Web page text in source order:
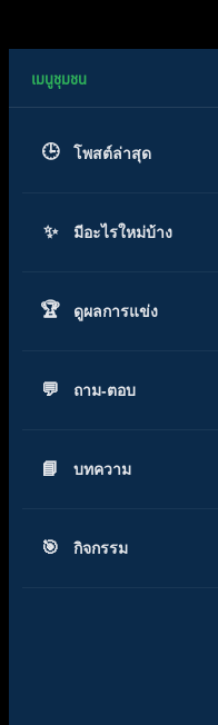
โพสต์ล่าสุด
มีอะไรใหม่บ้าง
ดูผลการแข่ง
ถาม-ตอบ
บทความ
กิจกรรม